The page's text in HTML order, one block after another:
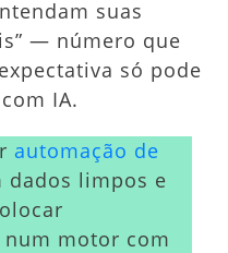
suas
— número que
só pode
IA.
automação de
dados limpos e
motor com